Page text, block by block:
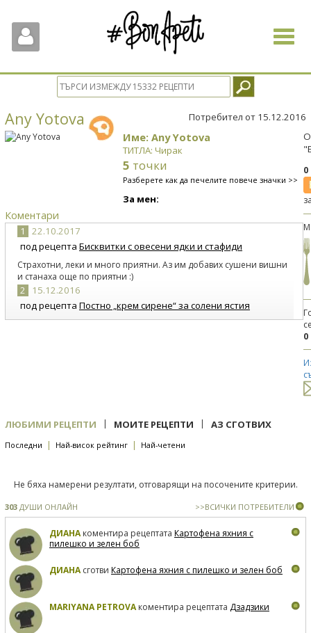
Toggle
Any Yotova Потребител от 15.12.2016
Име: Any Yotova
ТИТЛА: Чирак
5 точки
Разберете как да печелите повече значки >>
За мен:
Коментари
1
22.10.2017
под рецепта Бисквитки с овесени ядки и стафиди
Страхотни, леки и много приятни. Аз им добавих сушени вишни
и станаха още по приятни :)
2
15.12.2016
под рецепта Постно „крем сирене“ за солени ястия
Добре, но това \"копринено тофу\" изобщо не го открих :(. Взех
0
ЛЮБИМИ РЕЦЕПТИ | МОИТЕ РЕЦЕПТИ | АЗ СГОТВИХ
Последни | Най-висок рейтинг | Най-четени
Не бяха намерени резултати, отговарящи на посочените критерии.
303 ДУШИ ОНЛАЙН >>ВСИЧКИ ПОТРЕБИТЕЛИ
ДИАНАкоментира рецептата Картофена яхния с
пилешко и зелен боб
ДИАНАсготви Картофена яхния с пилешко и зелен боб
MARIYANA PETROVAкоментира рецептата Дзадзики